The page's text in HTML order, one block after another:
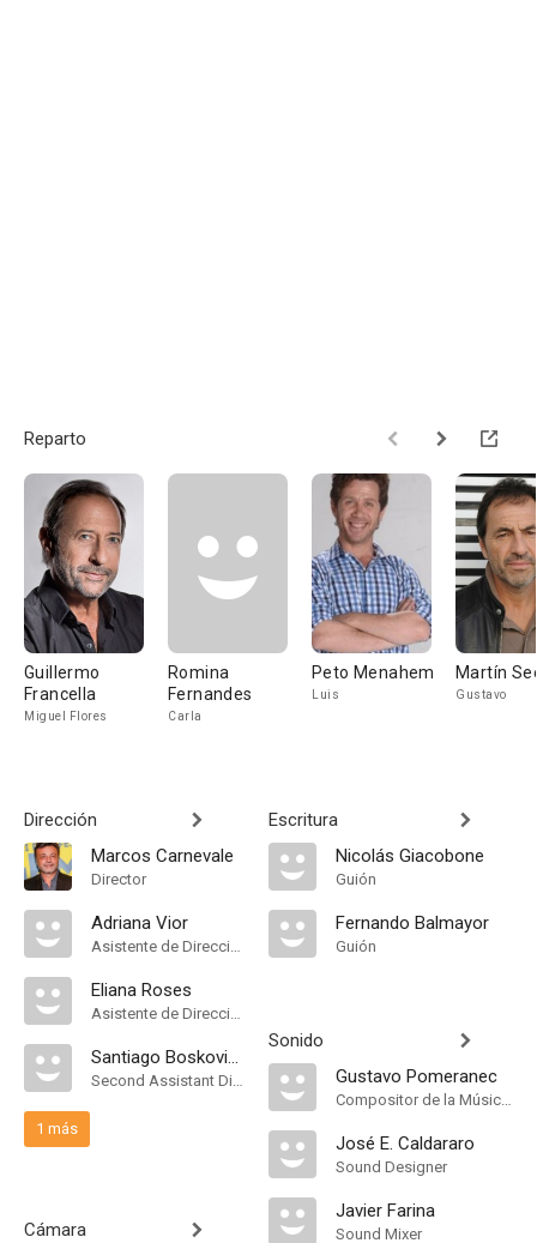
Reparto
Guillermo
Francella
Miguel Flores
Romina
Fernandes
Carla
Peto Menahem
Luis
Martín
Gustavo
Dirección
Marcos Carnevale
Director
Adriana Vior
Asistente de Dirección
Eliana Roses
Asistente de Dirección
Santiago Boskovich
Second Assistant Director
1 más
Cámara
Escritura
Nicolás Giacobone
Guión
Fernando Balmayor
Guión
Sonido
Gustavo Pomeranec
Compositor de la Música Original, Música
José E. Caldararo
Sound Designer
Javier Farina
Sound Mixer